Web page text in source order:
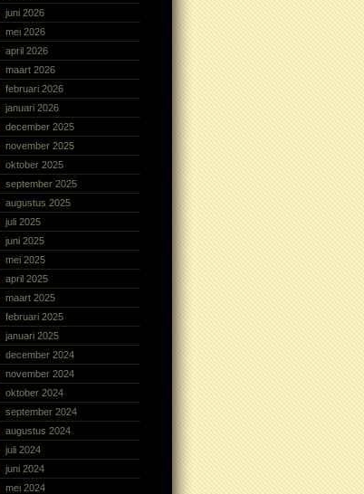
juni 2026
mei 2026
april 2026
maart 2026
februari 2026
januari 2026
december 2025
november 2025
oktober 2025
september 2025
augustus 2025
juli 2025
juni 2025
mei 2025
april 2025
maart 2025
februari 2025
januari 2025
december 2024
november 2024
oktober 2024
september 2024
augustus 2024
juli 2024
juni 2024
mei 2024